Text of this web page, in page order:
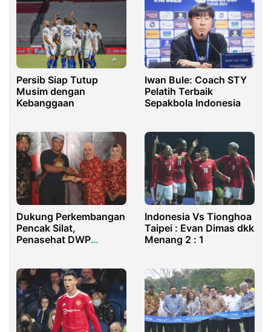
Persib Siap Tutup
Musim dengan
Kebanggaan
Iwan Bule: Coach STY
Pelatih Terbaik
Sepakbola Indonesia
Dukung Perkembangan
Pencak Silat,
Penasehat DWP
Indonesia Vs Tionghoa
Taipei : Evan Dimas dkk
Menang 2 : 1